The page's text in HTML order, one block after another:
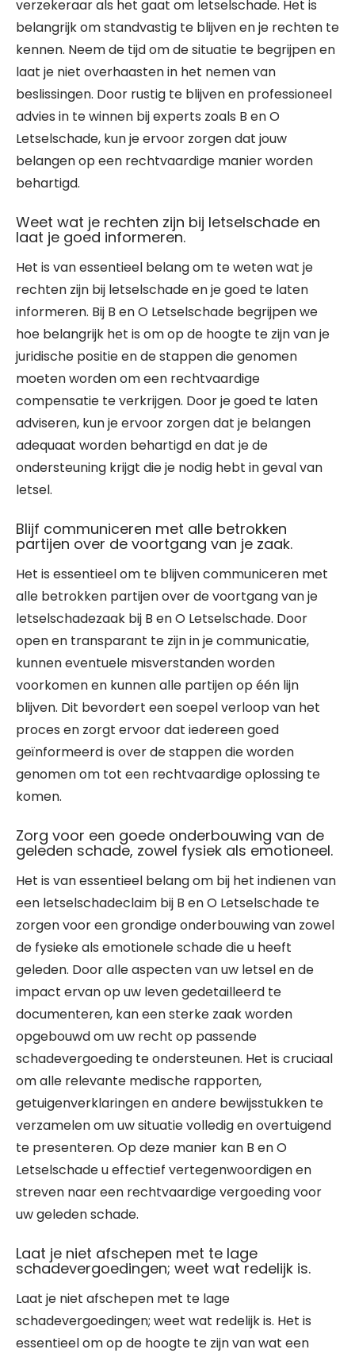
verzekeraar als het gaat om letselschade. Het is
belangrijk om standvastig te blijven en je rechten te
kennen. Neem de tijd om de situatie te begrijpen en
laat je niet overhaasten in het nemen van
beslissingen. Door rustig te blijven en professioneel
advies in te winnen bij experts zoals B en O
Letselschade, kun je ervoor zorgen dat jouw
belangen op een rechtvaardige manier worden
behartigd.
Weet wat je rechten zijn bij letselschade en
laat je goed informeren.
Het is van essentieel belang om te weten wat je
rechten zijn bij letselschade en je goed te laten
informeren. Bij B en O Letselschade begrijpen we
hoe belangrijk het is om op de hoogte te zijn van je
juridische positie en de stappen die genomen
moeten worden om een rechtvaardige
compensatie te verkrijgen. Door je goed te laten
adviseren, kun je ervoor zorgen dat je belangen
adequaat worden behartigd en dat je de
ondersteuning krijgt die je nodig hebt in geval van
letsel.
Blijf communiceren met alle betrokken
partijen over de voortgang van je zaak.
Het is essentieel om te blijven communiceren met
alle betrokken partijen over de voortgang van je
letselschadezaak bij B en O Letselschade. Door
open en transparant te zijn in je communicatie,
kunnen eventuele misverstanden worden
voorkomen en kunnen alle partijen op één lijn
blijven. Dit bevordert een soepel verloop van het
proces en zorgt ervoor dat iedereen goed
geïnformeerd is over de stappen die worden
genomen om tot een rechtvaardige oplossing te
komen.
Zorg voor een goede onderbouwing van de
geleden schade, zowel fysiek als emotioneel.
Het is van essentieel belang om bij het indienen van
een letselschadeclaim bij B en O Letselschade te
zorgen voor een grondige onderbouwing van zowel
de fysieke als emotionele schade die u heeft
geleden. Door alle aspecten van uw letsel en de
impact ervan op uw leven gedetailleerd te
documenteren, kan een sterke zaak worden
opgebouwd om uw recht op passende
schadevergoeding te ondersteunen. Het is cruciaal
om alle relevante medische rapporten,
getuigenverklaringen en andere bewijsstukken te
verzamelen om uw situatie volledig en overtuigend
te presenteren. Op deze manier kan B en O
Letselschade u effectief vertegenwoordigen en
streven naar een rechtvaardige vergoeding voor
uw geleden schade.
Laat je niet afschepen met te lage
schadevergoedingen; weet wat redelijk is.
Laat je niet afschepen met te lage
schadevergoedingen; weet wat redelijk is. Het is
essentieel om op de hoogte te zijn van wat een